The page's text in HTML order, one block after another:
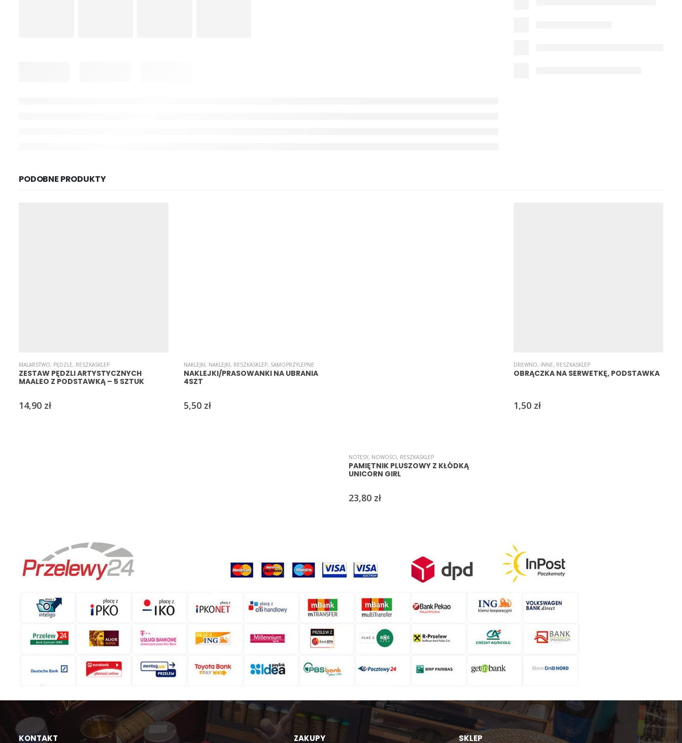
PODOBNE PRODUKTY
MALARSTWO, PĘDZLE, RESZKASKLEP
ZESTAW PĘDZLI ARTYSTYCZNYCH
MAALEO Z PODSTAWKĄ – 5 SZTUK
14,90 zł
NAKLEJKI, NAKLEJKI, RESZKASKLEP, SAMOPRZYLEPNE
NAKLEJKI/PRASOWANKI NA UBRANIA
4SZT
5,50 zł
NOTESY, NOWOŚCI, RESZKASKLEP
PAMIĘTNIK PLUSZOWY Z KŁÓDKĄ
UNICORN GIRL
23,80 zł
DREWNO, INNE, RESZKASKLEP
OBRĄCZKA NA SERWETKĘ, PODSTAWKA
1,50 zł
KONTAKT ZAKUPY SKLEP